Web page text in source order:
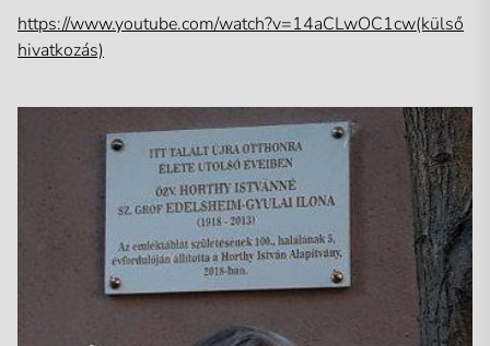
https://www.youtube.com/watch?v=14aCLwOC1cw(külső
hivatkozás)